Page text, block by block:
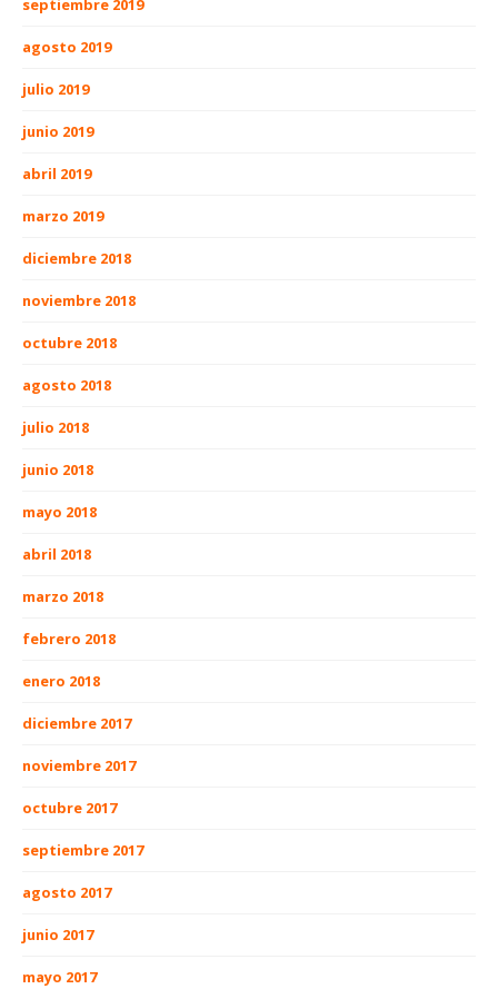
septiembre 2019
agosto 2019
julio 2019
junio 2019
abril 2019
marzo 2019
diciembre 2018
noviembre 2018
octubre 2018
agosto 2018
julio 2018
junio 2018
mayo 2018
abril 2018
marzo 2018
febrero 2018
enero 2018
diciembre 2017
noviembre 2017
octubre 2017
septiembre 2017
agosto 2017
junio 2017
mayo 2017